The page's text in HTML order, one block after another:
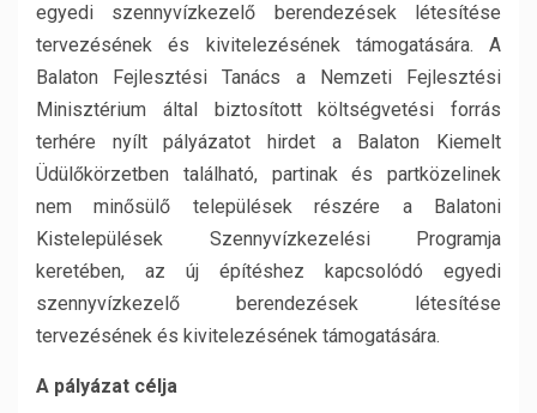
egyedi szennyvízkezelő berendezések létesítése
tervezésének és kivitelezésének támogatására. A
Balaton Fejlesztési Tanács a Nemzeti Fejlesztési
Minisztérium által biztosított költségvetési forrás
terhére nyílt pályázatot hirdet a Balaton Kiemelt
Üdülőkörzetben található, partinak és partközelinek
nem minősülő települések részére a Balatoni
Kistelepülések Szennyvízkezelési Programja
keretében, az új építéshez kapcsolódó egyedi
szennyvízkezelő berendezések létesítése
tervezésének és kivitelezésének támogatására.
A pályázat célja